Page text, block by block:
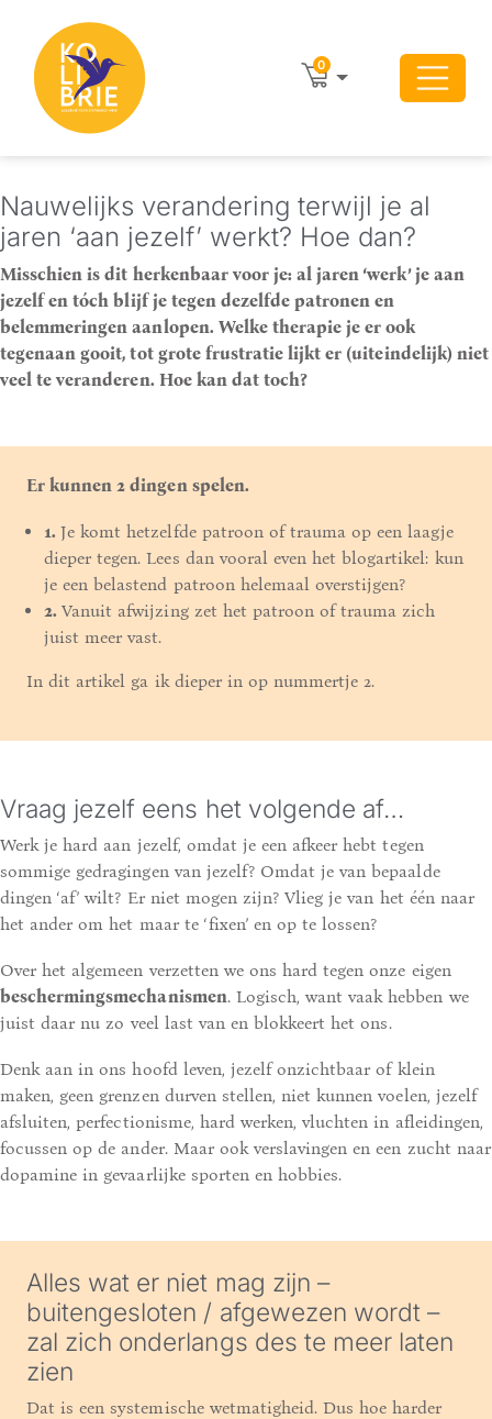
0
Nauwelijks verandering terwijl je al
jaren ‘aan jezelf’ werkt? Hoe dan?
Misschien is dit herkenbaar voor je: al jaren ‘werk’ je aan
jezelf en tóch blijf je tegen dezelfde patronen en
belemmeringen aanlopen. Welke therapie je er ook
tegenaan gooit, tot grote frustratie lijkt er (uiteindelijk) niet
veel te veranderen. Hoe kan dat toch?
Er kunnen 2 dingen spelen.
1.Je komt hetzelfde patroon of trauma op een laagje
dieper tegen. Lees dan vooral even het blogartikel: kun
je een belastend patroon helemaal overstijgen?
2.Vanuit afwijzing zet het patroon of trauma zich
juist meer vast.
In dit artikel ga ik dieper in op nummertje 2.
Vraag jezelf eens het volgende af…
Werk je hard aan jezelf, omdat je een afkeer hebt tegen
sommige gedragingen van jezelf? Omdat je van bepaalde
dingen ‘af’ wilt? Er niet mogen zijn? Vlieg je van het één naar
het ander om het maar te ‘fixen’ en op te lossen?
Over het algemeen verzetten we ons hard tegen onze eigen
beschermingsmechanismen. Logisch, want vaak hebben we
juist daar nu zo veel last van en blokkeert het ons.
Denk aan in ons hoofd leven, jezelf onzichtbaar of klein
maken, geen grenzen durven stellen, niet kunnen voelen, jezelf
afsluiten, perfectionisme, hard werken, vluchten in afleidingen,
focussen op de ander. Maar ook verslavingen en een zucht naar
dopamine in gevaarlijke sporten en hobbies.
Alles wat er niet mag zijn –
buitengesloten / afgewezen wordt –
zal zich onderlangs des te meer laten
zien
Dat is een systemische wetmatigheid. Dus hoe harder